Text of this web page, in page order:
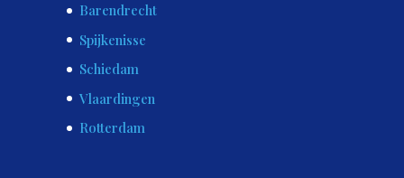
Barendrecht
Spijkenisse
Schiedam
Vlaardingen
Rotterdam